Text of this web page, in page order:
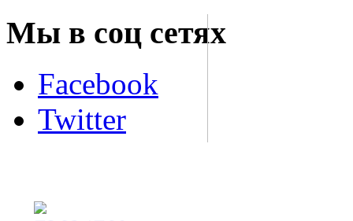
Мы в соц сетях
Facebook
Twitter